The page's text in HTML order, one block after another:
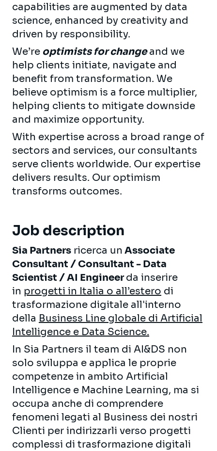
capabilities are augmented by data
science, enhanced by creativity and
driven by responsibility.
We’re optimists for changeand we
help clients initiate, navigate and
benefit from transformation. We
believe optimism is a force multiplier,
helping clients to mitigate downside
and maximize opportunity.
With expertise across a broad range of
sectors and services, our consultants
serve clients worldwide. Our expertise
delivers results. Our optimism
transforms outcomes.
Job description
Sia Partners ricerca un Associate
Consultant / Consultant - Data
Scientist / AI Engineerda inserire
in progetti in Italia o all’estero di
trasformazione digitale all'interno
della Business Line globale di Artificial
Intelligence e Data Science.
In Sia Partners il team di AI&DS non
solo sviluppa e applica le proprie
competenze in ambito Artificial
Intelligence e Machine Learning, ma si
occupa anche di comprendere
fenomeni legati al Business dei nostri
Clienti per indirizzarli verso progetti
complessi di trasformazione digitali